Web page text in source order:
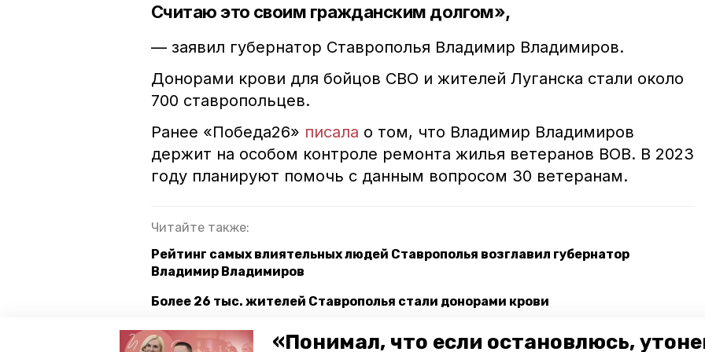
«Понимал, что если остановлюсь,
Считаю это своим гражданским долгом»,
— заявил губернатор Ставрополья Владимир Владимиров.
Донорами крови для бойцов СВО и жителей Луганска стали около
700 ставропольцев.
Ранее «Победа26» писала о том, что Владимир Владимиров
держит на особом контроле ремонта жилья ветеранов ВОВ. В 2023
году планируют помочь с данным вопросом 30 ветеранам.
Читайте также:
Рейтинг самых влиятельных людей Ставрополья возглавил губернатор
Владимир Владимиров
Более 26 тыс. жителей Ставрополья стали донорами крови